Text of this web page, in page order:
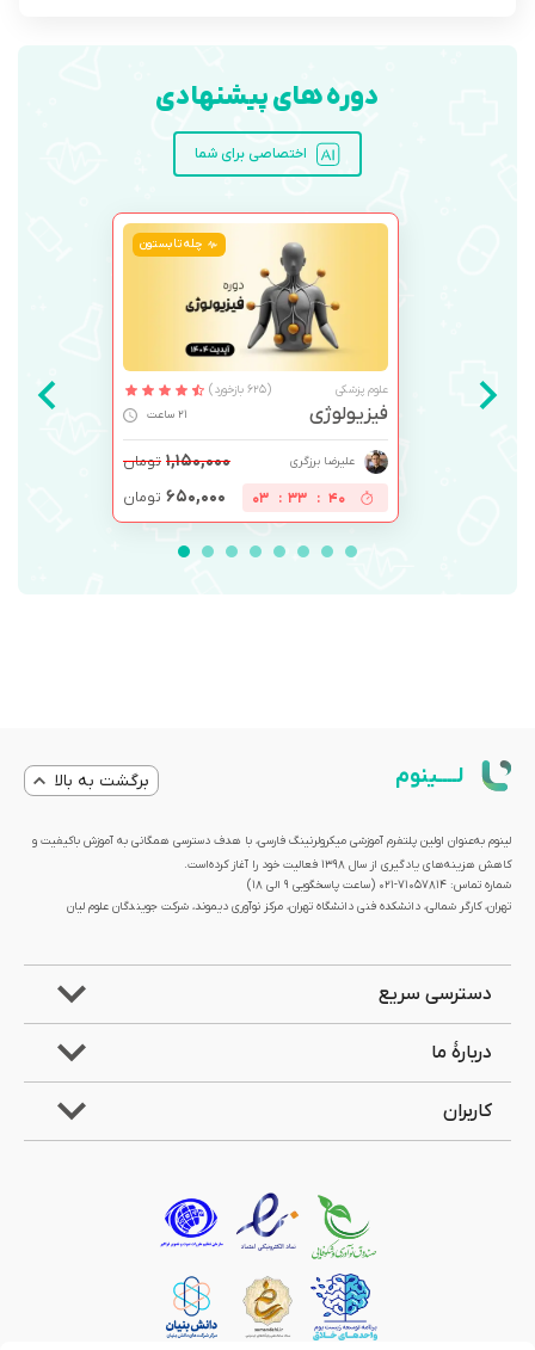
دوره های پیشنهادی
اختصاصی برای شما
چله تابستون
علوم پزشکی (625 بازخورد)
فیزیولوژی 21 ساعت
علیرضا برزگری ۱,۱۵۰,۰۰۰ تومان
40
:
33
:
03 ۶۵۰,۰۰۰ تومان
لــــینوم برگشت به بالا
لینوم به‌عنوان اولین پلتفرم آموزشی میکرولرنینگ فارسی، با هدف دسترسی همگانی به آموزش باکیفیت و
کاهش هزینه‌های یادگیری از سال 1398 فعالیت خود را آغاز کرده‌است.
شماره تماس: 71057814-021 (ساعت پاسخگویی ۹ الی ۱۸)
تهران، کارگر شمالی، دانشکده فنی دانشگاه تهران، مرکز نوآوری دیموند، شرکت جویندگان علوم لیان
دسترسی سریع
دربارۀ ما
کاربران